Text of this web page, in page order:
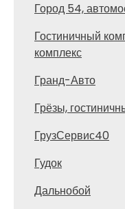
Город 54,
Гостиничный
комплекс
Гранд-Авто
Грёзы,
ГрузСервис40
Гудок
Дальнобой